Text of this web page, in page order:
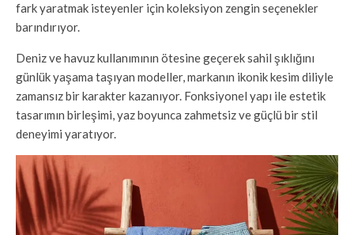
fark yaratmak isteyenler için koleksiyon zengin seçenekler
barındırıyor.
Deniz ve havuz kullanımının ötesine geçerek sahil şıklığını
günlük yaşama taşıyan modeller, markanın ikonik kesim diliyle
zamansız bir karakter kazanıyor. Fonksiyonel yapı ile estetik
tasarımın birleşimi, yaz boyunca zahmetsiz ve güçlü bir stil
deneyimi yaratıyor.